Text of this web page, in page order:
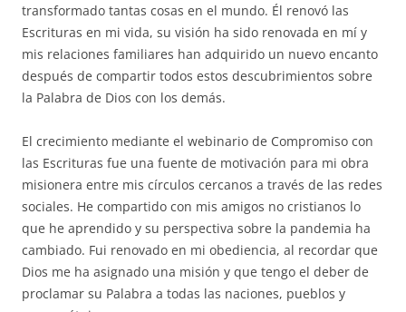
transformado tantas cosas en el mundo. Él renovó las
Escrituras en mi vida, su visión ha sido renovada en mí y
mis relaciones familiares han adquirido un nuevo encanto
después de compartir todos estos descubrimientos sobre
la Palabra de Dios con los demás.
El crecimiento mediante el webinario de Compromiso con
las Escrituras fue una fuente de motivación para mi obra
misionera entre mis círculos cercanos a través de las redes
sociales. He compartido con mis amigos no cristianos lo
que he aprendido y su perspectiva sobre la pandemia ha
cambiado. Fui renovado en mi obediencia, al recordar que
Dios me ha asignado una misión y que tengo el deber de
proclamar su Palabra a todas las naciones, pueblos y